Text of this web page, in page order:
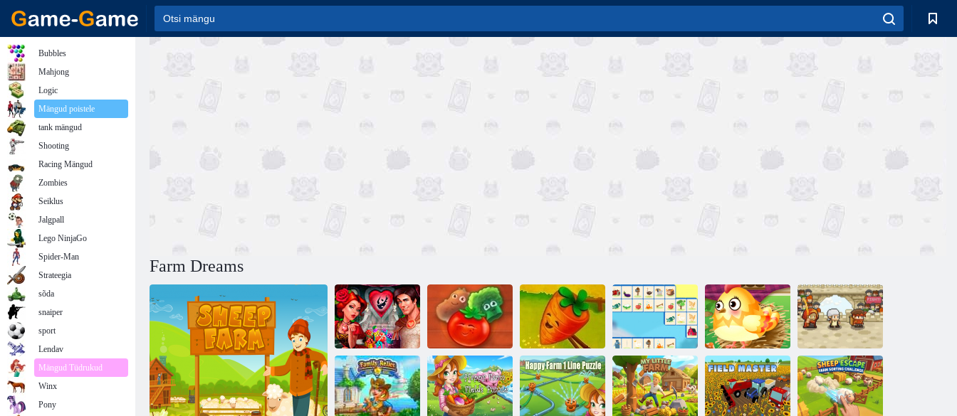
Farm Dreams
Rüütlid ja
pruudid
Farmi
mõistatuse lugu
2
Farmi
mõistatuse lugu
Taluühendus
Word Connect
Online
Õnnelik
magustoit
Bubbles
Mahjong
Logic
Mängud poistele
tank mängud
Shooting
Racing Mängud
Zombies
Seiklus
Jalgpall
Lego NinjaGo
Spider-Man
Strateegia
sõda
snaiper
sport
Lendav
Mängud Tüdrukud
Winx
Pony